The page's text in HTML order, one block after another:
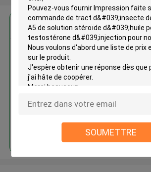
SOUMETTRE
Impression faite
de tract d'insecte
médecine A5 de
testostérone
Continuer